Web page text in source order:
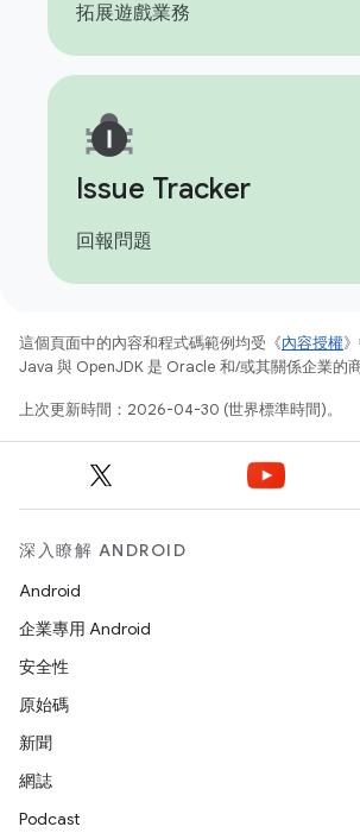
拓展遊戲業務
Issue Tracker
回報問題
這個頁面中的內容和程式碼範例均受《內容授權
Java 與 OpenJDK 是 Oracle 和/或其關係企業的
上次更新時間：2026-04-30 (世界標準時間)。
深入瞭解 ANDROID
Android
企業專用 Android
安全性
原始碼
新聞
網誌
Podcast